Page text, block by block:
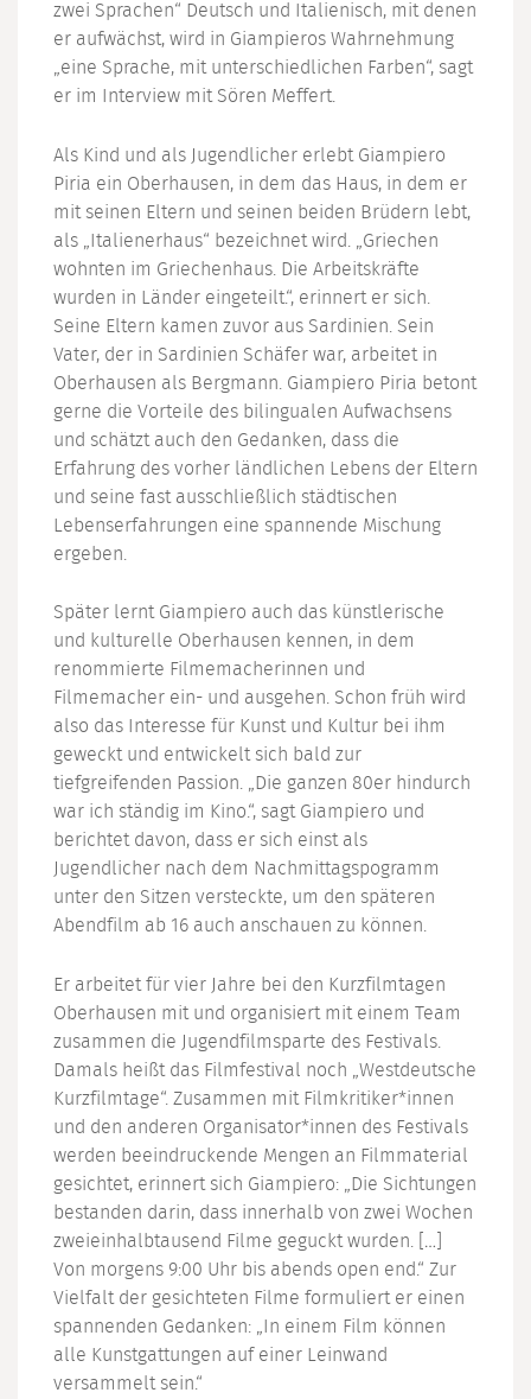
zwei Sprachen“ Deutsch und Italienisch, mit denen
er aufwächst, wird in Giampieros Wahrnehmung
„eine Sprache, mit unterschiedlichen Farben“, sagt
er im Interview mit Sören Meffert.
Als Kind und als Jugendlicher erlebt Giampiero
Piria ein Oberhausen, in dem das Haus, in dem er
mit seinen Eltern und seinen beiden Brüdern lebt,
als „Italienerhaus“ bezeichnet wird. „Griechen
wohnten im Griechenhaus. Die Arbeitskräfte
wurden in Länder eingeteilt.“, erinnert er sich.
Seine Eltern kamen zuvor aus Sardinien. Sein
Vater, der in Sardinien Schäfer war, arbeitet in
Oberhausen als Bergmann. Giampiero Piria betont
gerne die Vorteile des bilingualen Aufwachsens
und schätzt auch den Gedanken, dass die
Erfahrung des vorher ländlichen Lebens der Eltern
und seine fast ausschließlich städtischen
Lebenserfahrungen eine spannende Mischung
ergeben.
Später lernt Giampiero auch das künstlerische
und kulturelle Oberhausen kennen, in dem
renommierte Filmemacherinnen und
Filmemacher ein- und ausgehen. Schon früh wird
also das Interesse für Kunst und Kultur bei ihm
geweckt und entwickelt sich bald zur
tiefgreifenden Passion. „Die ganzen 80er hindurch
war ich ständig im Kino.“, sagt Giampiero und
berichtet davon, dass er sich einst als
Jugendlicher nach dem Nachmittagspogramm
unter den Sitzen versteckte, um den späteren
Abendfilm ab 16 auch anschauen zu können.
Er arbeitet für vier Jahre bei den Kurzfilmtagen
Oberhausen mit und organisiert mit einem Team
zusammen die Jugendfilmsparte des Festivals.
Damals heißt das Filmfestival noch „Westdeutsche
Kurzfilmtage“. Zusammen mit Filmkritiker*innen
und den anderen Organisator*innen des Festivals
werden beeindruckende Mengen an Filmmaterial
gesichtet, erinnert sich Giampiero: „Die Sichtungen
bestanden darin, dass innerhalb von zwei Wochen
zweieinhalbtausend Filme geguckt wurden. […]
Von morgens 9:00 Uhr bis abends open end.“ Zur
Vielfalt der gesichteten Filme formuliert er einen
spannenden Gedanken: „In einem Film können
alle Kunstgattungen auf einer Leinwand
versammelt sein.“